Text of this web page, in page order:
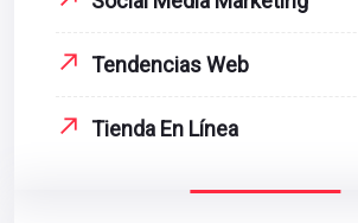
Tendencias Web
Tienda En Línea